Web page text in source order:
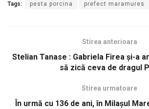
Tags: pesta porcina prefect maramures
Stirea anterioara
Stelian Tanase : Gabriela Firea și-a
să zică ceva de dragul
Stirea urmatoare
În urmă cu 136 de ani, în Milașul